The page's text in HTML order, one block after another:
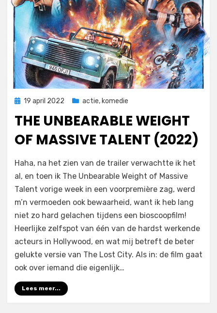
Geplaatst
19 april 2022 actie, komedie
THE UNBEARABLE WEIGHT
OF MASSIVE TALENT (2022)
door Filmofiel.nl
Haha, na het zien van de trailer verwachtte ik het
al, en toen ik The Unbearable Weight of Massive
Talent vorige week in een voorpremière zag, werd
m’n vermoeden ook bewaarheid, want ik heb lang
niet zo hard gelachen tijdens een bioscoopfilm!
Heerlijke zelfspot van één van de hardst werkende
acteurs in Hollywood, en wat mij betreft de beter
gelukte versie van The Lost City. Als in: de film gaat
ook over iemand die eigenlijk…
Lees meer...